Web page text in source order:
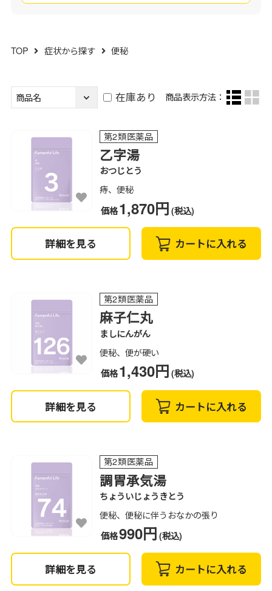
TOP 症状から探す 便秘
在庫あり 商品表示方法：
第2類医薬品
乙字湯
おつじとう
痔、便秘
価格1,870円 (税込)
詳細を見る カートに入れる
第2類医薬品
麻子仁丸
ましにんがん
便秘、便が硬い
価格1,430円 (税込)
詳細を見る カートに入れる
第2類医薬品
調胃承気湯
ちょういじょうきとう
便秘、便秘に伴うおなかの張り
価格990円 (税込)
詳細を見る カートに入れる